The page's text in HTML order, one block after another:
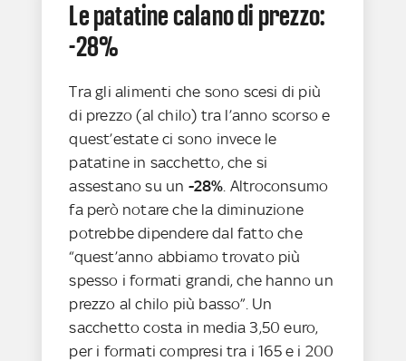
Le patatine calano di prezzo:
-28%
Tra gli alimenti che sono scesi di più
di prezzo (al chilo) tra l’anno scorso e
quest’estate ci sono invece le
patatine in sacchetto, che si
assestano su un -28% . Altroconsumo
fa però notare che la diminuzione
potrebbe dipendere dal fatto che
“quest’anno abbiamo trovato più
spesso i formati grandi, che hanno un
prezzo al chilo più basso”. Un
sacchetto costa in media 3,50 euro,
per i formati compresi tra i 165 e i 200